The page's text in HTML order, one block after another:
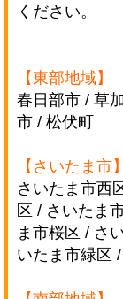
ください。
【東部地域】
春日部市 / 草
市 / 松伏町
【さいたま市】
さいたま市西
区 / さいたま
ま市桜区 / さ
いたま市緑区